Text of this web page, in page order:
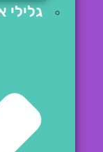
גלילי